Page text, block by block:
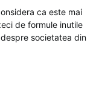
ca este mai
de formule inutile
societatea din